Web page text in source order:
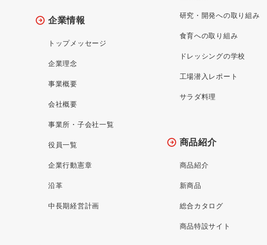
企業情報
トップメッセージ
企業理念
事業概要
会社概要
事業所・子会社一覧
役員一覧
企業行動憲章
沿革
中長期経営計画
研究・開発への取り組み
食育への取り組み
ドレッシングの学校
工場潜入レポート
サラダ料理
商品紹介
商品紹介
新商品
総合カタログ
商品特設サイト